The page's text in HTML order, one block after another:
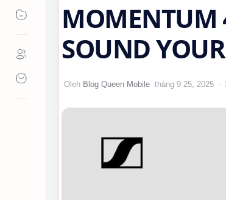
MOMENTUM
SOUND